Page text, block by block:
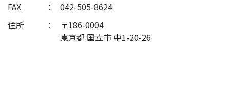
FAX
042-505-8624
住所
〒186-0004
東京都 国立市 中1-20-26